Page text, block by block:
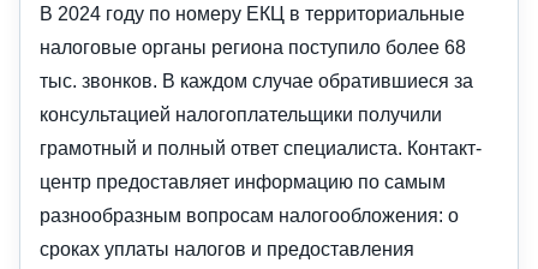
В 2024 году по номеру ЕКЦ в территориальные
налоговые органы региона поступило более 68
тыс. звонков. В каждом случае обратившиеся за
консультацией налогоплательщики получили
грамотный и полный ответ специалиста. Контакт-
центр предоставляет информацию по самым
разнообразным вопросам налогообложения: о
сроках уплаты налогов и предоставления